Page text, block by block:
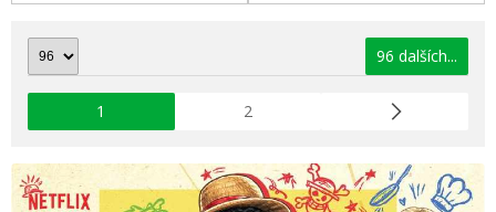
96 dalších...
1 2